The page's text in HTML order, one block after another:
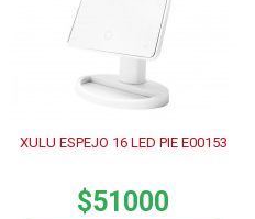
XULU ESPEJO 16 LED PIE E00153
$51000